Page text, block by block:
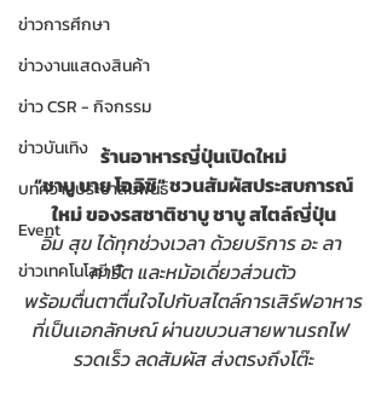
ข่าวการศึกษา
ข่าวงานแสดงสินค้า
ข่าว CSR - กิจกรรม
ข่าวบันเทิง
บทความประชาสัมพันธ์
Event
ข่าวเทคโนโลยี IT
ร้านอาหารญี่ปุ่นเปิดใหม่
“ชาบู บาย โออิชิ” ชวนสัมผัสประสบการณ์
ใหม่ ของรสชาติชาบู ชาบู สไตล์ญี่ปุ่น
อิ่ม สุข ได้ทุกช่วงเวลา ด้วยบริการ อะ ลา
คาร์ต และหม้อเดี่ยวส่วนตัว
พร้อมตื่นตาตื่นใจไปกับสไตล์การเสิร์ฟอาหาร
ที่เป็นเอกลักษณ์ ผ่านขบวนสายพานรถไฟ
รวดเร็ว ลดสัมผัส ส่งตรงถึงโต๊ะ